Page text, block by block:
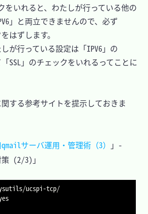
をいれると、わたしが行っている他の
」と両立できませんので、必ず
はずします。
が行っている設定は「IPV6」の
SSL」のチェックをいれるってことに
する参考サイトを提示しておきま
サーバ運用・管理術（3）
」-
策 (2/3)」